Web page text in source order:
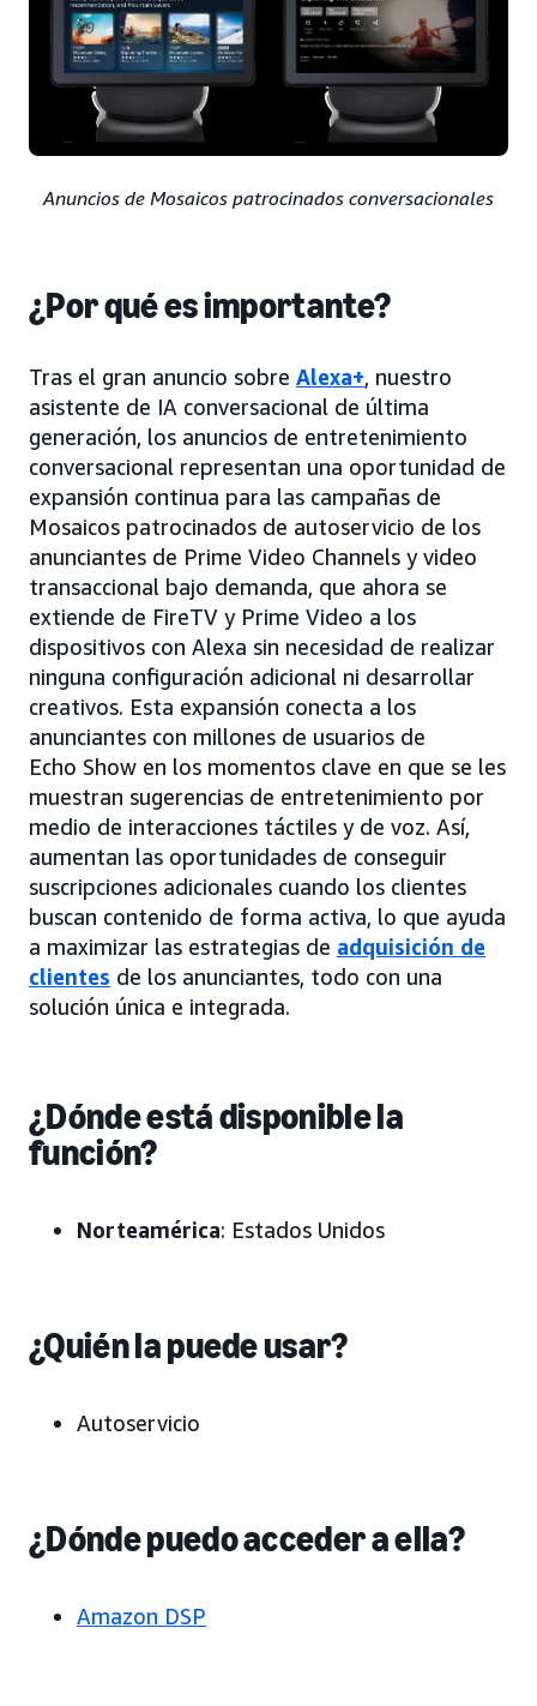
Anuncios de Mosaicos patrocinados conversacionales
¿Por qué es importante?
Tras el gran anuncio sobre Alexa+, nuestro
asistente de IA conversacional de última
generación, los anuncios de entretenimiento
conversacional representan una oportunidad de
expansión continua para las campañas de
Mosaicos patrocinados de autoservicio de los
anunciantes de Prime Video Channels y video
transaccional bajo demanda, que ahora se
extiende de FireTV y Prime Video a los
dispositivos con Alexa sin necesidad de realizar
ninguna configuración adicional ni desarrollar
creativos. Esta expansión conecta a los
anunciantes con millones de usuarios de
Echo Show en los momentos clave en que se les
muestran sugerencias de entretenimiento por
medio de interacciones táctiles y de voz. Así,
aumentan las oportunidades de conseguir
suscripciones adicionales cuando los clientes
buscan contenido de forma activa, lo que ayuda
a maximizar las estrategias de adquisición de
clientes de los anunciantes, todo con una
solución única e integrada.
¿Dónde está disponible la
función?
Norteamérica: Estados Unidos
¿Quién la puede usar?
Autoservicio
¿Dónde puedo acceder a ella?
Amazon DSP